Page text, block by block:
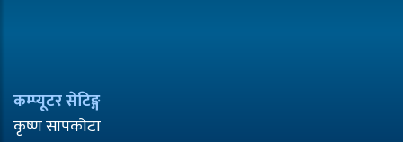
कम्प्यूटर सेटिङ्ग
कृष्ण सापकोटा